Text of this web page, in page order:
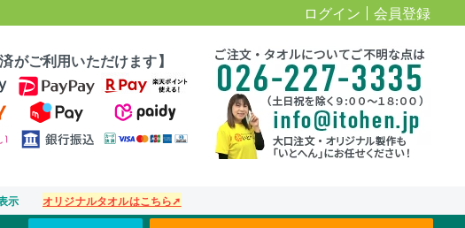
ログイン 会員登録
がご利用いただけます】
示 オリジナルタオルはこちら➚